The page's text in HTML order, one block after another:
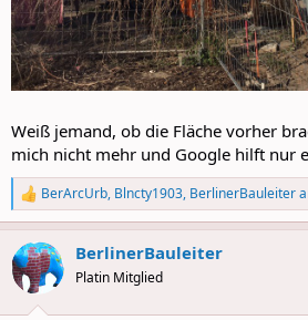
Weiß jemand, ob die Fläche vorher
mich nicht mehr und Google hilft nur
R
e
a
c
t
i
BerArcUrb, Blncty1903, BerlinerBauleiter
BerlinerBauleiter
Platin Mitglied